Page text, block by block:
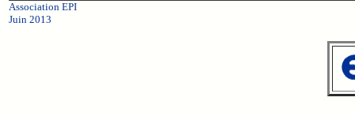
Association EPI
Juin 2013